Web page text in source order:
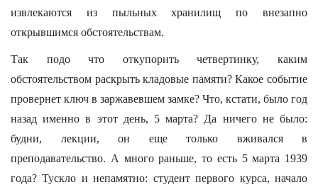
извлекаются из пыльных хранилищ по внезапно
открывшимся обстоятельствам.
Так подо что откупорить четвертинку, каким
обстоятельством раскрыть кладовые памяти? Какое событие
провернет ключ в заржавевшем замке? Что, кстати, было год
назад именно в этот день, 5 марта? Да ничего не было:
будни, лекции, он еще только вживался в
преподавательство. А много раньше, то есть 5 марта 1939
года? Тускло и непамятно: студент первого курса, начало